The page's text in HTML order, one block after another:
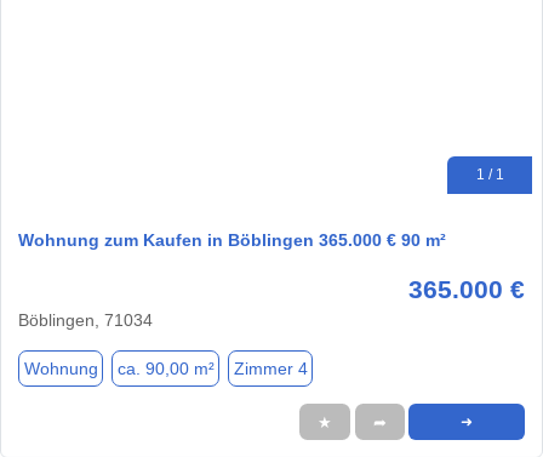
1 / 1
Wohnung zum Kaufen in Böblingen 365.000 € 90 m²
365.000 €
Böblingen, 71034
Wohnung ca. 90,00 m² Zimmer 4
★ ➦ ➜